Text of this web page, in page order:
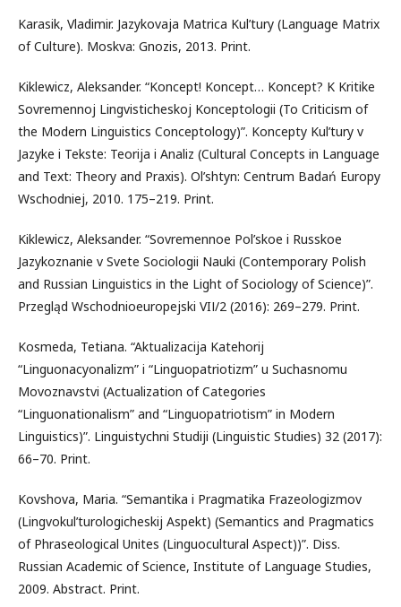
Karasik, Vladimir. Jazykovaja Matrica Kul’tury (Language Matrix
of Culture). Moskva: Gnozis, 2013. Print.
Kiklewicz, Aleksander. “Koncept! Koncept… Koncept? K Kritike
Sovremennoj Lingvisticheskoj Konceptologii (To Criticism of
the Modern Linguistics Conceptology)”. Koncepty Kul’tury v
Jazyke i Tekste: Teorija i Analiz (Cultural Concepts in Language
and Text: Theory and Praxis). Ol’shtyn: Centrum Badań Europy
Wschodniej, 2010. 175–219. Print.
Kiklewicz, Aleksander. “Sovremennoe Pol’skoe i Russkoe
Jazykoznanie v Svete Sociologii Nauki (Contemporary Polish
and Russian Linguistics in the Light of Sociology of Science)”.
Przegląd Wschodnioeuropejski VIІ/2 (2016): 269–279. Print.
Kosmeda, Tetiana. “Aktualizacija Katehorij
“Linguonacyonalizm” i “Linguopatriotizm” u Suchasnomu
Movoznavstvi (Actualization of Categories
“Linguonationalism” and “Linguopatriotism” in Modern
Linguistics)”. Linguistychni Studiji (Linguistic Studies) 32 (2017):
66–70. Print.
Kovshova, Maria. “Semantika i Pragmatika Frazeologizmov
(Lingvokul’turologicheskij Aspekt) (Semantics and Pragmatics
of Phraseological Unites (Linguocultural Aspect))”. Diss.
Russian Academic of Science, Institute of Language Studies,
2009. Abstract. Print.